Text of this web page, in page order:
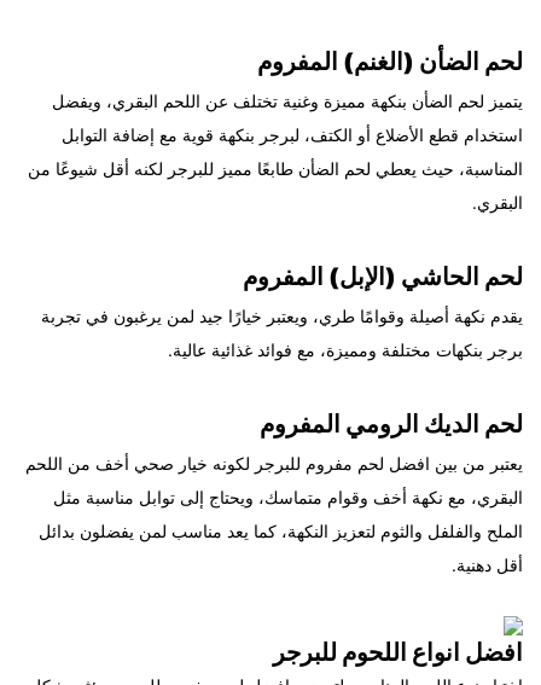
لحم الضأن (الغنم) المفروم
يتميز لحم الضأن بنكهة مميزة وغنية تختلف عن اللحم البقري، ويفضل
استخدام قطع الأضلاع أو الكتف، لبرجر بنكهة قوية مع إضافة التوابل
المناسبة، حيث يعطي لحم الضأن طابعًا مميز للبرجر لكنه أقل شيوعًا من
البقري.
لحم الحاشي (الإبل) المفروم
يقدم نكهة أصيلة وقوامًا طري، ويعتبر خيارًا جيد لمن يرغبون في تجربة
برجر بنكهات مختلفة ومميزة، مع فوائد غذائية عالية.
لحم الديك الرومي المفروم
يعتبر من بين افضل لحم مفروم للبرجر لكونه خيار صحي أخف من اللحم
البقري، مع نكهة أخف وقوام متماسك، ويحتاج إلى توابل مناسبة مثل
الملح والفلفل والثوم لتعزيز النكهة، كما يعد مناسب لمن يفضلون بدائل
أقل دهنية.
افضل انواع اللحوم للبرجر